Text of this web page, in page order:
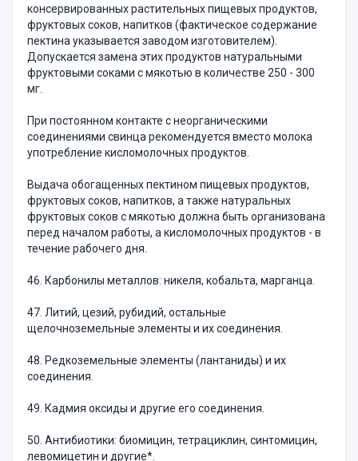
консервированных растительных пищевых продуктов,
фруктовых соков, напитков (фактическое содержание
пектина указывается заводом изготовителем).
Допускается замена этих продуктов натуральными
фруктовыми соками с мякотью в количестве 250 - 300
мг.
При постоянном контакте с неорганическими
соединениями свинца рекомендуется вместо молока
употребление кисломолочных продуктов.
Выдача обогащенных пектином пищевых продуктов,
фруктовых соков, напитков, а также натуральных
фруктовых соков с мякотью должна быть организована
перед началом работы, а кисломолочных продуктов - в
течение рабочего дня.
46. Карбонилы металлов: никеля, кобальта, марганца.
47. Литий, цезий, рубидий, остальные
щелочноземельные элементы и их соединения.
48. Редкоземельные элементы (лантаниды) и их
соединения.
49. Кадмия оксиды и другие его соединения.
50. Антибиотики: биомицин, тетрациклин, синтомицин,
левомицетин и другие*.